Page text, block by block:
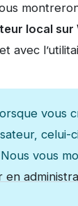
local sur
avec
vous
celui-
vous
en